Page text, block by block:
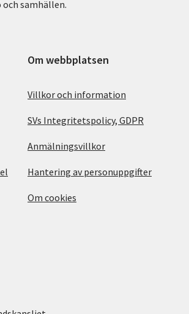
samhällen.
Om webbplatsen
Villkor och information
SVs Integritetspolicy, GDPR
Anmälningsvillkor
Hantering av personuppgifter
Om cookies